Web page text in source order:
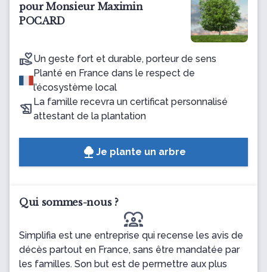
pour Monsieur Maximin
POCARD
Un geste fort et durable, porteur de sens
Planté en France dans le respect de
l’écosystème local
La famille recevra un certificat personnalisé
attestant de la plantation
Je plante un arbre
Qui sommes-nous ?
diversity_1
Simplifia est une entreprise qui recense les avis de
décès partout en France, sans être mandatée par
les familles. Son but est de permettre aux plus